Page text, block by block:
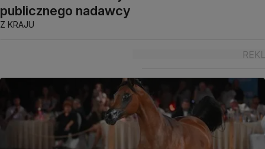
publicznego nadawcy
Z KRAJU